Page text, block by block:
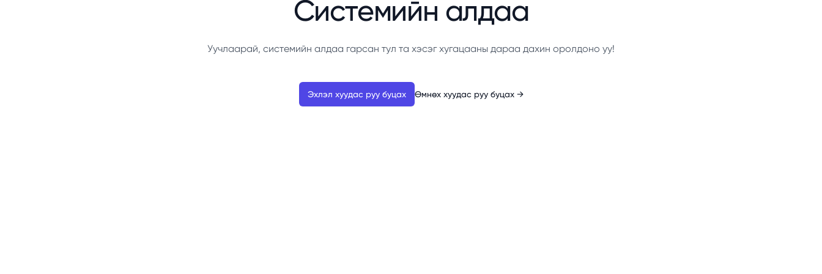
Системийн алдаа
Уучлаарай, системийн алдаа гарсан тул та хэсэг хугацааны дараа дахин оролдоно уу!
Эхлэл хуудас руу буцах Өмнөх хуудас руу буцах →